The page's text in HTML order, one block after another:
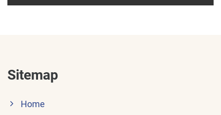
Sitemap
Home